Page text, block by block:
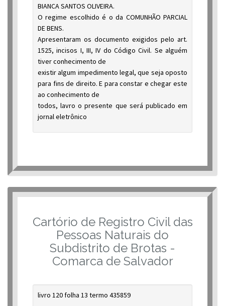
BIANCA SANTOS OLIVEIRA.
O regime escolhido é o da COMUNHÃO PARCIAL
DE BENS.
Apresentaram os documento exigidos pelo art.
1525, incisos I, III, IV do Código Civil. Se alguém
tiver conhecimento de
existir algum impedimento legal, que seja oposto
para fins de direito. E para constar e chegar este
ao conhecimento de
todos, lavro o presente que será publicado em
jornal eletrônico
Cartório de Registro Civil das
Pessoas Naturais do
Subdistrito de Brotas -
Comarca de Salvador
livro 120 folha 13 termo 435859